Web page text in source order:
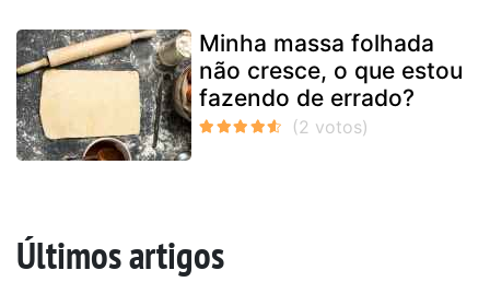
Minha massa folhada
não cresce, o que estou
fazendo de errado?
Últimos artigos